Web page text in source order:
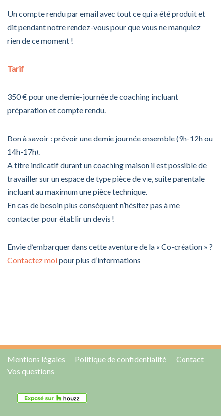
Un compte rendu par email avec tout ce qui a été produit et
dit pendant notre rendez-vous pour que vous ne manquiez
rien de ce moment !
Tarif
350 € pour une demie-journée de coaching incluant
préparation et compte rendu.
Bon à savoir : prévoir une demie journée ensemble (9h-12h ou
14h-17h).
A titre indicatif durant un coaching maison il est possible de
travailler sur un espace de type pièce de vie, suite parentale
incluant au maximum une pièce technique.
En cas de besoin plus conséquent n’hésitez pas à me
contacter pour établir un devis !
Envie d’embarquer dans cette aventure de la « Co-création » ?
Contactez moipour plus d’informations
Mentions légales Politique de confidentialité
Contact
Vos questions